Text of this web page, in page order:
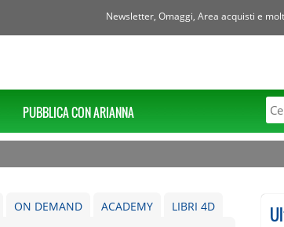
Newsletter, Omaggi, Area acquisti e
PUBBLICA CON ARIANNA
LIBRI 4D
ACADEMY
ON DEMAND